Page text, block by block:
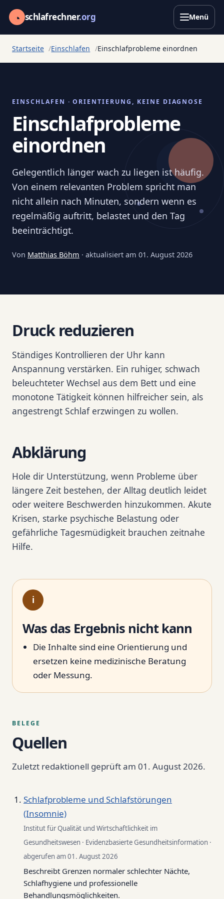
◔ schlafrechner.org Menü
Startseite Einschlafen Einschlafprobleme einordnen
EINSCHLAFEN · ORIENTIERUNG, KEINE DIAGNOSE
Einschlafprobleme
einordnen
Gelegentlich länger wach zu liegen ist häufig.
Von einem relevanten Problem spricht man
nicht allein nach Minuten, sondern wenn es
regelmäßig auftritt, belastet und den Tag
beeinträchtigt.
Von Matthias Böhm · aktualisiert am 01. August 2026
Druck reduzieren
Ständiges Kontrollieren der Uhr kann
Anspannung verstärken. Ein ruhiger, schwach
beleuchteter Wechsel aus dem Bett und eine
monotone Tätigkeit können hilfreicher sein, als
angestrengt Schlaf erzwingen zu wollen.
Abklärung
Hole dir Unterstützung, wenn Probleme über
längere Zeit bestehen, der Alltag deutlich leidet
oder weitere Beschwerden hinzukommen. Akute
Krisen, starke psychische Belastung oder
gefährliche Tagesmüdigkeit brauchen zeitnahe
Hilfe.
i
Was das Ergebnis nicht kann
Die Inhalte sind eine Orientierung und
ersetzen keine medizinische Beratung
oder Messung.
BELEGE
Quellen
Zuletzt redaktionell geprüft am 01. August 2026.
Schlafprobleme und Schlafstörungen
(Insomnie)
Institut für Qualität und Wirtschaftlichkeit im
Gesundheitswesen · Evidenzbasierte Gesundheitsinformation ·
abgerufen am 01. August 2026
Beschreibt Grenzen normaler schlechter Nächte,
Schlafhygiene und professionelle
Behandlungsmöglichkeiten.